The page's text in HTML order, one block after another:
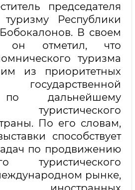
председателя
Республики
В своем
он отметил, что
туризма
из приоритетных
государственной
дальнейшему
туристического
По его словам,
способствует
по продвижению
туристического
рынке,